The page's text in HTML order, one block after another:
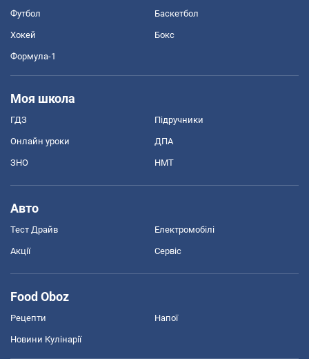
Футбол Баскетбол
Хокей Бокс
Формула-1
Моя школа
ГДЗ Підручники
Онлайн уроки ДПА
ЗНО НМТ
Авто
Тест Драйв Електромобілі
Акції Сервіс
Food Oboz
Рецепти Напої
Новини Кулінарії